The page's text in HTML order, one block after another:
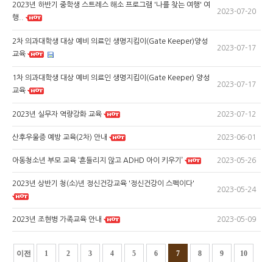
2023년 하반기 중학생 스트레스 해소 프로그램 '나를 찾는 여행' 여
행..
2023-07-20
2차 의과대학생 대상 예비 의료인 생명지킴이(Gate Keeper)양성
교육
2023-07-17
1차 의과대학생 대상 예비 의료인 생명지킴이(Gate Keeper) 양성
교육
2023-07-17
2023년 실무자 역량강화 교육 2023-07-12
산후우울증 예방 교육(2차) 안내 2023-06-01
아동청소년 부모 교육 ‘흔들리지 않고 ADHD 아이 키우기’ 2023-05-26
2023년 상반기 청(소)년 정신건강교육 '정신건강이 스펙이다'
2023-05-24
2023년 조현병 가족교육 안내 2023-05-09
이전 1 2 3 4 5 6 7 8 9 10